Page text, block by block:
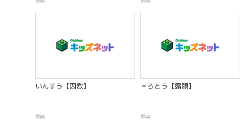
いんすう【因数】
辞典
＊ろとう【露頭】
辞典